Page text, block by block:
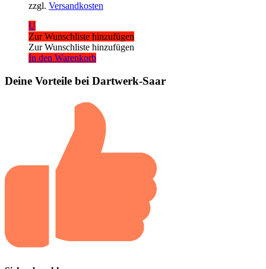
zzgl. Versandkosten
U
Zur Wunschliste hinzufügen
Zur Wunschliste hinzufügen
In den Warenkorb
Deine Vorteile bei Dartwerk-Saar